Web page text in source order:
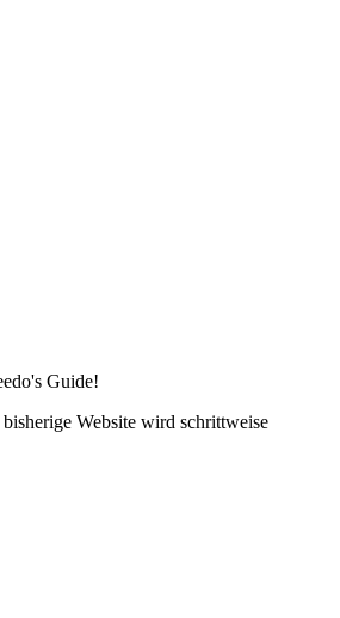
Guide!
Website wird schrittweise